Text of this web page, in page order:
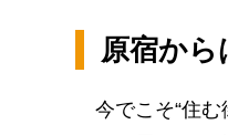
原宿から
今でこそ“住む